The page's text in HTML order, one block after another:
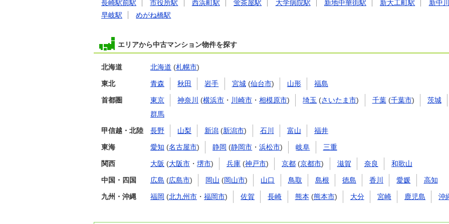
長崎駅前駅 市役所駅 西浜町駅 蛍茶屋駅 大学病院駅 新地中華街駅 新大工町駅
新中
早岐駅
めがね橋駅
エリアから中古マンション物件を探す
北海道 北海道 (札幌市)
東北 青森 秋田 岩手 宮城(仙台市) 山形 福島
首都圏 東京 神奈川 (横浜市 ・ 川崎市 ・相模原市) 埼玉 (さいたま市) 千葉(千葉市) 茨城
群馬
甲信越・北陸 長野 山梨 新潟 (新潟市) 石川 富山 福井
東海 愛知 (名古屋市) 静岡 (静岡市 ・浜松市) 岐阜 三重
関西 大阪 (大阪市 ・ 堺市) 兵庫 (神戸市) 京都 (京都市) 滋賀 奈良 和歌山
中国・四国 広島 (広島市) 岡山 (岡山市) 山口 鳥取 島根 徳島 香川 愛媛 高知
九州・沖縄 福岡 (北九州市 ・ 福岡市) 佐賀 長崎 熊本 (熊本市) 大分 宮崎 鹿児島 沖